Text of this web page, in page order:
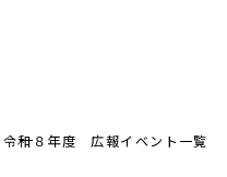
令和８年度 広報イベント一覧